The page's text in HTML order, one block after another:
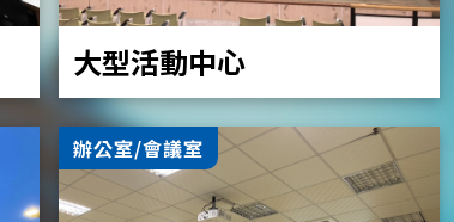
大型活動中心
辦公室/會議室